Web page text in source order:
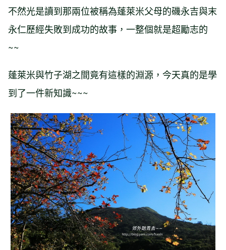
不然光是讀到那兩位被稱為蓬萊米父母的磯永吉與末
永仁歷經失敗到成功的故事，一整個就是超勵志的
~~
蓬萊米與竹子湖之間竟有這樣的淵源，今天真的是學
到了一件新知識~~~